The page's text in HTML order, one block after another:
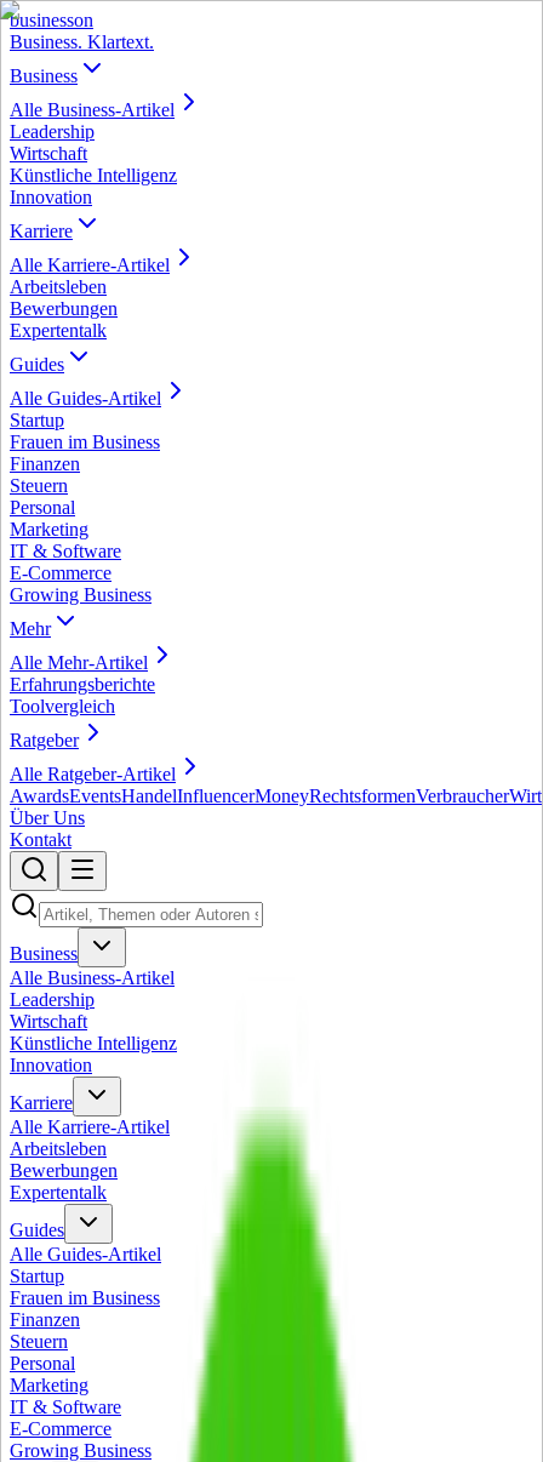
businesson
Business. Klartext.
Business
Alle Business-Artikel
Leadership
Wirtschaft
Künstliche Intelligenz
Innovation
Karriere
Alle Karriere-Artikel
Arbeitsleben
Bewerbungen
Expertentalk
Guides
Alle Guides-Artikel
Startup
Frauen im Business
Finanzen
Steuern
Personal
Marketing
IT & Software
E-Commerce
Growing Business
Mehr
Alle Mehr-Artikel
Erfahrungsberichte
Toolvergleich
Ratgeber
Alle Ratgeber-Artikel
AwardsEventsHandelInfluencerMoneyRechtsformenVerbraucher
Über Uns
Kontakt
Business
Alle Business-Artikel
Leadership
Wirtschaft
Künstliche Intelligenz
Innovation
Karriere
Alle Karriere-Artikel
Arbeitsleben
Bewerbungen
Expertentalk
Guides
Alle Guides-Artikel
Startup
Frauen im Business
Finanzen
Steuern
Personal
Marketing
IT & Software
E-Commerce
Growing Business